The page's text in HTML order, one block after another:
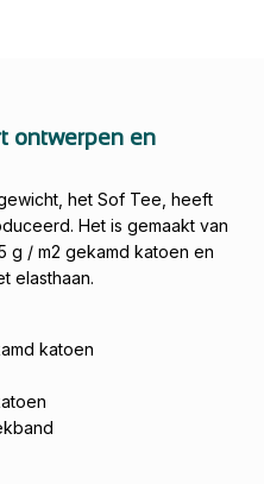
ontwerpen en
het Sof Tee, heeft
Het is gemaakt van
g / m2 gekamd katoen en
elasthaan.
katoen